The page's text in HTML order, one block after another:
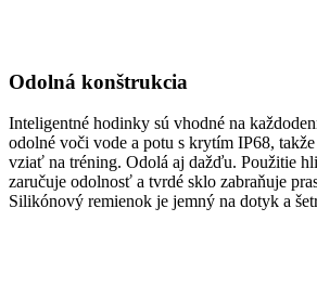
Odolná konštrukcia
Inteligentné hodinky sú vhodné na
odolné voči vode a potu s krytím IP68,
vziať na tréning. Odolá aj dažďu. Použitie
zaručuje odolnosť a tvrdé sklo zabraňuje
Silikónový remienok je jemný na dotyk a